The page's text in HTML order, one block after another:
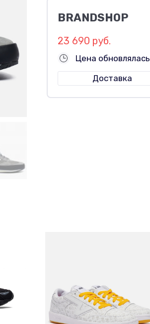
BRANDSHOP
23 690 руб.
Цена
Доставка